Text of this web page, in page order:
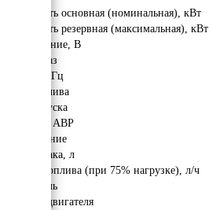
Мощность основная (номинальная), кВт
Мощность резервная (максимальная), кВт
Напряжение, В
Число фаз
Частота, Гц
Вид топлива
Тип запуска
Наличие АВР
Исполнение
Объём бака, л
Расход топлива (при 75% нагрузке), л/ч
Двигатель
Модель двигателя